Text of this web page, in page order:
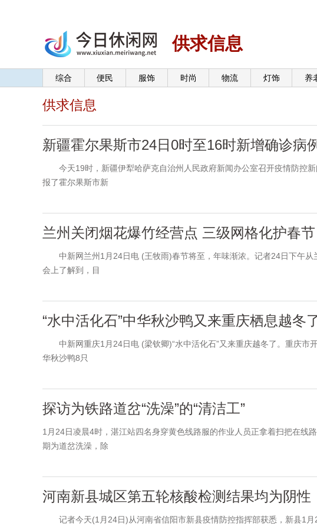
供求信息
综合 便民 服饰 时尚 物流 灯饰 养
供求信息
新疆霍尔果斯市24日0时至16时新增确诊病
今天19时，新疆伊犁哈萨克自治州人民政府新闻办公室召开疫情防控新
报了霍尔果斯市新
兰州关闭烟花爆竹经营点 三级网格化护春节
中新网兰州1月24日电 (王牧雨)春节将至，年味渐浓。记者24日下午从
会上了解到，目
“水中活化石”中华秋沙鸭又来重庆栖息越冬
中新网重庆1月24日电 (梁钦卿)“水中活化石”又来重庆越冬了。重庆市
华秋沙鸭8只
探访为铁路道岔“洗澡”的“清洁工”
1月24日凌晨4时，湛江站四名身穿黄色线路服的作业人员正拿着扫把在线
期为道岔洗澡，除
河南新县城区第五轮核酸检测结果均为阴性
记者今天(1月24日)从河南省信阳市新县疫情防控指挥部获悉，新县1月